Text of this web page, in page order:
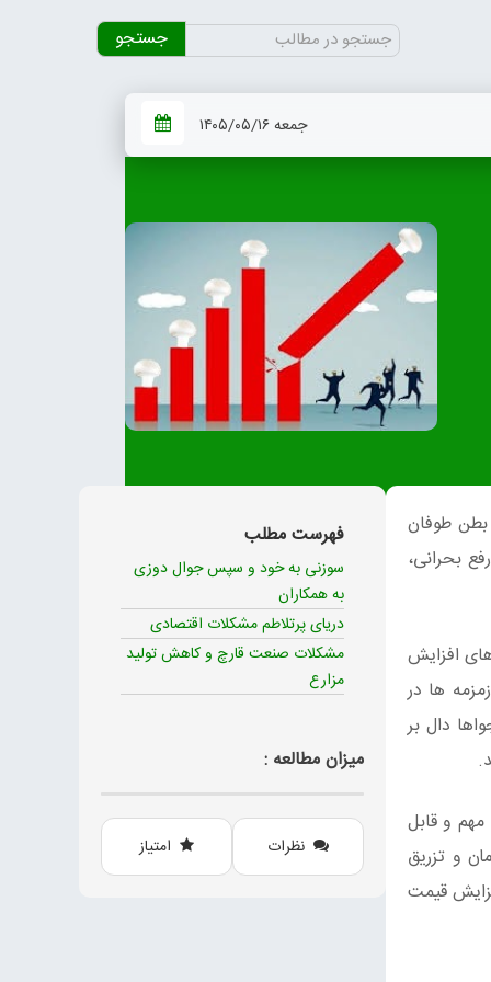
جستجو
برای:
جمعه ۱۴۰۵/۰۵/۱۶
طوفان
بحرانی،
افزایش
ها در
این نجواها دال بر
و قابل
کلش به میزان محدود در اواخر اردیبهشت ماه از مزارع جنوب کشور با قیمت حدودی 2700 تومان و تزریق
قیمت
فهرست مطلب
سوزنی به خود و سپس جوال دوزی
به همکاران
دریای پرتلاطم مشکلات اقتصادی
مشکلات صنعت قارچ و کاهش تولید
مزارع
میزان مطالعه :
نظرات امتیاز